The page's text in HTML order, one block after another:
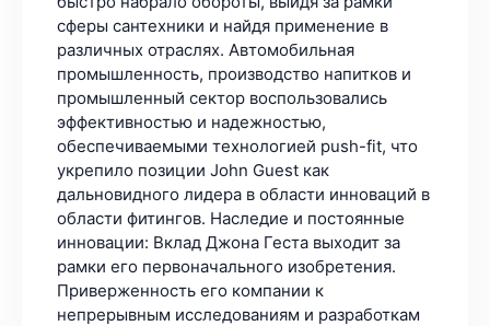
сферы сантехники и найдя применение в
различных отраслях. Автомобильная
промышленность, производство напитков и
промышленный сектор воспользовались
эффективностью и надежностью,
обеспечиваемыми технологией push-fit, что
укрепило позиции John Guest как
дальновидного лидера в области инноваций в
области фитингов. Наследие и постоянные
инновации: Вклад Джона Геста выходит за
рамки его первоначального изобретения.
Приверженность его компании к
непрерывным исследованиям и разработкам